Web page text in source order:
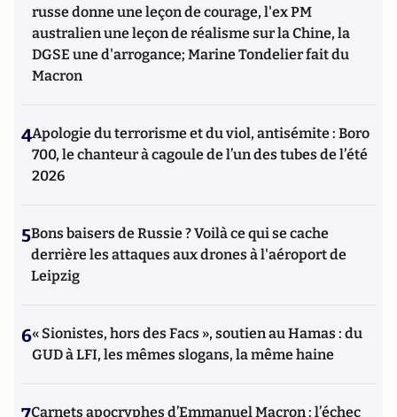
russe donne une leçon de courage, l'ex PM
australien une leçon de réalisme sur la Chine, la
DGSE une d'arrogance; Marine Tondelier fait du
Macron
4Apologie du terrorisme et du viol, antisémite : Boro
700, le chanteur à cagoule de l’un des tubes de l’été
2026
5Bons baisers de Russie ? Voilà ce qui se cache
derrière les attaques aux drones à l'aéroport de
Leipzig
6« Sionistes, hors des Facs », soutien au Hamas : du
GUD à LFI, les mêmes slogans, la même haine
Carnets apocryphes d’Emmanuel Macron : l’échec